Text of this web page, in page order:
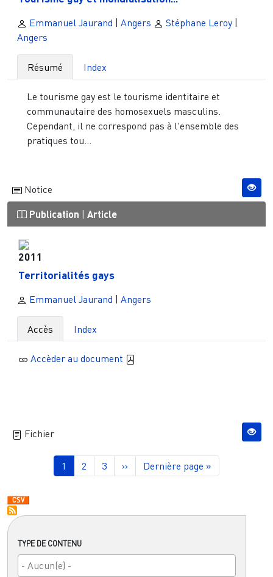
TYPE DE CONTENU
Emmanuel Jaurand Angers Stéphane Leroy
Angers
Résumé Index
Le tourisme gay est le tourisme identitaire et
communautaire des homosexuels masculins.
Cependant, il ne correspond pas à l'ensemble des
pratiques tou...
Notice
Publication Article
2011
Territorialités gays
Emmanuel Jaurand | Angers
Accès Index
Accèder au document
Fichier
Pagination
Page courante
1 Page
2 Page
3 Page suivante
›› Dernière page
Dernière page »